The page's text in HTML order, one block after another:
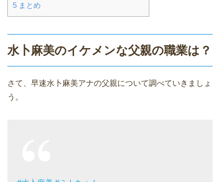
5 まとめ
水卜麻美のイケメンな父親の職業は？
さて、早速水卜麻美アナの父親について調べていきましょ
う。